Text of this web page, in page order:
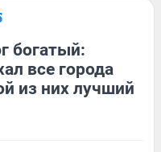
богатый:
все города
из них лучший